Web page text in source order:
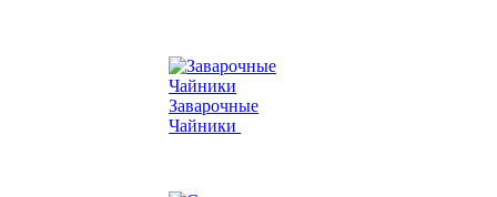
Заварочные
Чайники